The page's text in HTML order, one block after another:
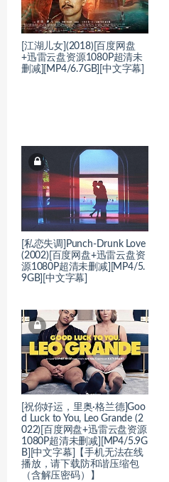
[江湖儿女](2018)[百度网盘
+迅雷云盘资源1080P超清未
删减][MP4/6.7GB][中文字幕]
[私恋失调]Punch-Drunk Love
(2002)[百度网盘+迅雷云盘资
源1080P超清未删减][MP4/5.
9GB][中文字幕]
[祝你好运，里奥·格兰德]Goo
d Luck to You, Leo Grande (2
022)[百度网盘+迅雷云盘资源
1080P超清未删减][MP4/5.9G
B][中文字幕]【手机无法在线
播放，请下载防和谐压缩包
（含解压密码）】